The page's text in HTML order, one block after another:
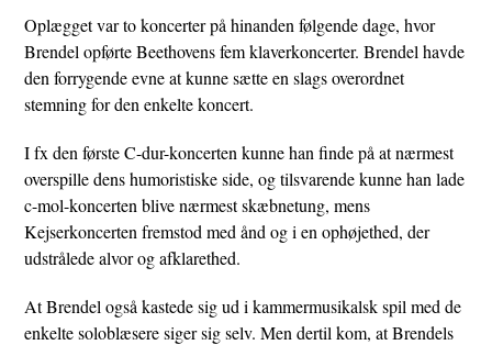
Oplægget var to koncerter på hinanden følgende dage, hvor
Brendel opførte Beethovens fem klaverkoncerter. Brendel havde
den forrygende evne at kunne sætte en slags overordnet
stemning for den enkelte koncert.
I fx den første C-dur-koncerten kunne han finde på at nærmest
overspille dens humoristiske side, og tilsvarende kunne han lade
c-mol-koncerten blive nærmest skæbnetung, mens
Kejserkoncerten fremstod med ånd og i en ophøjethed, der
udstrålede alvor og afklarethed.
At Brendel også kastede sig ud i kammermusikalsk spil med de
enkelte soloblæsere siger sig selv. Men dertil kom, at Brendels